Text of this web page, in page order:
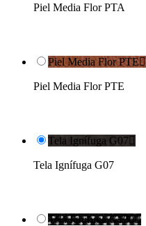
Piel Media Flor PTA
Piel Media Flor PTE
Piel Media Flor PTE
Tela Ignífuga G07
Tela Ignífuga G07
Tela Ignífuga G100